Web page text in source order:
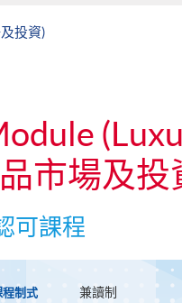
投資)
市場及投
可課程
程制式 兼讀制